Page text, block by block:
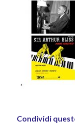
Condividi